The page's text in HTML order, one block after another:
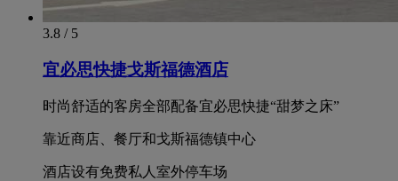
3.8 / 5
宜必思快捷戈斯福德酒店
时尚舒适的客房全部配备宜必思快捷“甜梦之床”
靠近商店、餐厅和戈斯福德镇中心
酒店设有免费私人室外停车场